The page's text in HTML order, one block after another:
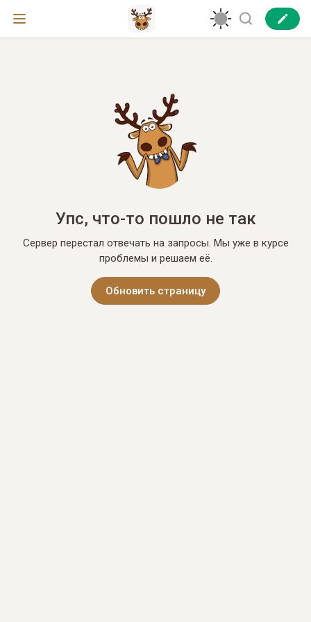
Упс, что-то пошло не так
Сервер перестал отвечать на запросы. Мы уже в курсе
проблемы и решаем её.
Обновить страницу